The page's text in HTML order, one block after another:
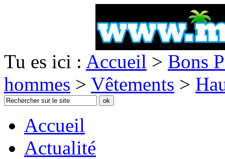
Tu es ici : Accueil > Bons
hommes > Vêtements >
Accueil
Actualité